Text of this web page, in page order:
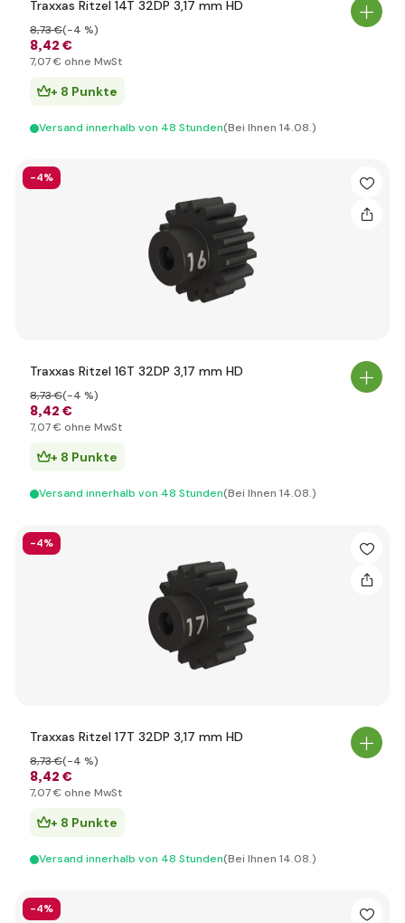
Traxxas Ritzel 14T 32DP 3,17 mm HD
8,42 €
8,73 €(-4 %)
7,07 € ohne MwSt
+ 8 Punkte
Versand innerhalb von 48 Stunden(Bei Ihnen 14.08.)
-4%
Traxxas Ritzel 16T 32DP 3,17 mm HD
8,42 €
8,73 €(-4 %)
7,07 € ohne MwSt
+ 8 Punkte
Versand innerhalb von 48 Stunden(Bei Ihnen 14.08.)
-4%
Traxxas Ritzel 17T 32DP 3,17 mm HD
8,42 €
8,73 €(-4 %)
7,07 € ohne MwSt
+ 8 Punkte
Versand innerhalb von 48 Stunden(Bei Ihnen 14.08.)
-4%